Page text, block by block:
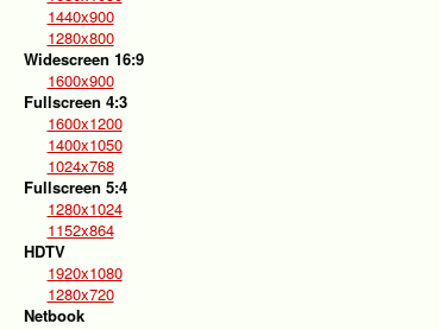
1440x900
1280x800
Widescreen 16:9
1600x900
Fullscreen 4:3
1600x1200
1400x1050
1024x768
Fullscreen 5:4
1280x1024
1152x864
HDTV
1920x1080
1280x720
Netbook